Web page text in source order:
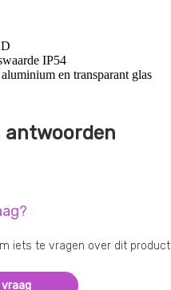
IP54
en transparant glas
antwoorden
iets te vragen over dit product